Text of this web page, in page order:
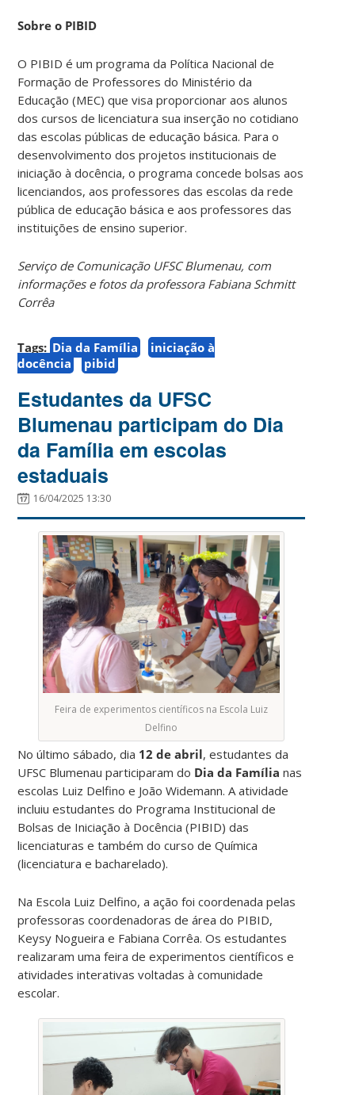
Sobre o PIBID
O PIBID é um programa da Política Nacional de
Formação de Professores do Ministério da
Educação (MEC) que visa proporcionar aos alunos
dos cursos de licenciatura sua inserção no cotidiano
das escolas públicas de educação básica. Para o
desenvolvimento dos projetos institucionais de
iniciação à docência, o programa concede bolsas aos
licenciandos, aos professores das escolas da rede
pública de educação básica e aos professores das
instituições de ensino superior.
Serviço de Comunicação UFSC Blumenau, com
informações e fotos da professora Fabiana Schmitt
Corrêa
Tags: Dia da Família
iniciação à
docência
pibid
Estudantes da UFSC
Blumenau participam do Dia
da Família em escolas
estaduais
16/04/2025 13:30
Feira de experimentos científicos na Escola Luiz
Delfino
No último sábado, dia 12 de abril, estudantes da
UFSC Blumenau participaram do Dia da Família nas
escolas Luiz Delfino e João Widemann. A atividade
incluiu estudantes do Programa Institucional de
Bolsas de Iniciação à Docência (PIBID) das
licenciaturas e também do curso de Química
(licenciatura e bacharelado).
Na Escola Luiz Delfino, a ação foi coordenada pelas
professoras coordenadoras de área do PIBID,
Keysy Nogueira e Fabiana Corrêa. Os estudantes
realizaram uma feira de experimentos científicos e
atividades interativas voltadas à comunidade
escolar.